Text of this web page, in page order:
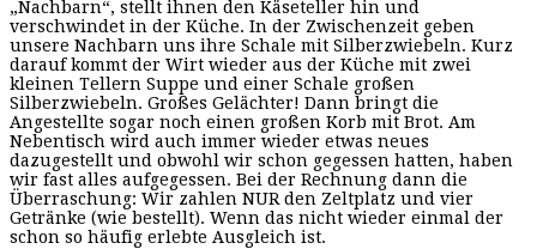
„Nachbarn“, stellt ihnen den Käseteller hin und
verschwindet in der Küche. In der Zwischenzeit geben
unsere Nachbarn uns ihre Schale mit Silberzwiebeln. Kurz
darauf kommt der Wirt wieder aus der Küche mit zwei
kleinen Tellern Suppe und einer Schale großen
Silberzwiebeln. Großes Gelächter! Dann bringt die
Angestellte sogar noch einen großen Korb mit Brot. Am
Nebentisch wird auch immer wieder etwas neues
dazugestellt und obwohl wir schon gegessen hatten, haben
wir fast alles aufgegessen. Bei der Rechnung dann die
Überraschung: Wir zahlen NUR den Zeltplatz und vier
Getränke (wie bestellt). Wenn das nicht wieder einmal der
schon so häufig erlebte Ausgleich ist.